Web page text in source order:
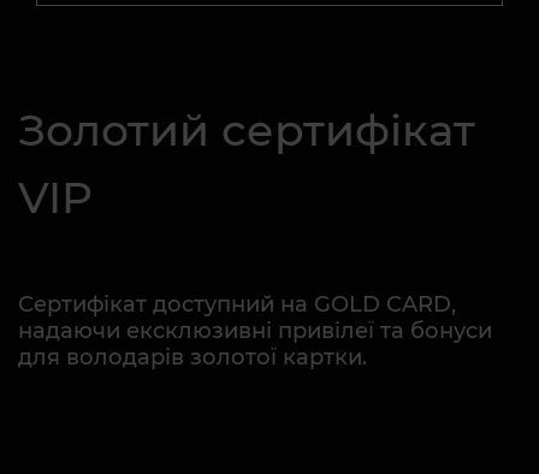
Золотий сертифікат
VIP
Сертифікат доступний на GOLD CARD,
надаючи ексклюзивні привілеї та бонуси
для володарів золотої картки.